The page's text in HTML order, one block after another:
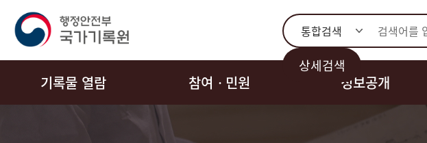
통합검색
상세검색
기록물 열람 참여ㆍ민원 정보공개